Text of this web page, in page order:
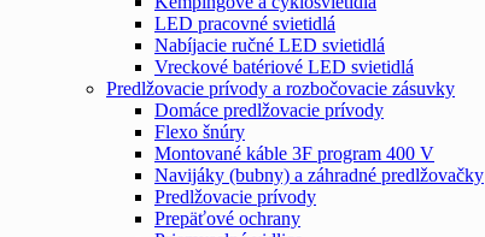
LED pracovné svietidlá
Nabíjacie ručné LED svietidlá
Vreckové batériové LED svietidlá
Predlžovacie prívody a rozbočovacie zásuvky
Domáce predlžovacie prívody
Flexo šnúry
Montované káble 3F program 400 V
Navijáky (bubny) a záhradné predlžovačky
Predlžovacie prívody
Prepäťové ochrany